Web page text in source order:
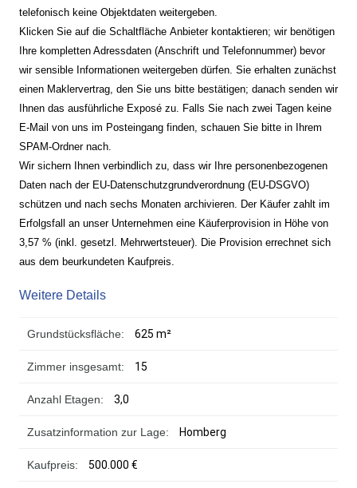
telefonisch keine Objektdaten weitergeben.
Klicken Sie auf die Schaltfläche Anbieter kontaktieren; wir benötigen
Ihre kompletten Adressdaten (Anschrift und Telefonnummer) bevor
wir sensible Informationen weitergeben dürfen. Sie erhalten zunächst
einen Maklervertrag, den Sie uns bitte bestätigen; danach senden wir
Ihnen das ausführliche Exposé zu. Falls Sie nach zwei Tagen keine
E-Mail von uns im Posteingang finden, schauen Sie bitte in Ihrem
SPAM-Ordner nach.
Wir sichern Ihnen verbindlich zu, dass wir Ihre personenbezogenen
Daten nach der EU-Datenschutzgrundverordnung (EU-DSGVO)
schützen und nach sechs Monaten archivieren. Der Käufer zahlt im
Erfolgsfall an unser Unternehmen eine Käuferprovision in Höhe von
3,57 % (inkl. gesetzl. Mehrwertsteuer). Die Provision errechnet sich
aus dem beurkundeten Kaufpreis.
Weitere Details
Grundstücksfläche: 625 m²
Zimmer insgesamt: 15
Anzahl Etagen: 3,0
Zusatzinformation zur Lage: Homberg
Kaufpreis: 500.000 €